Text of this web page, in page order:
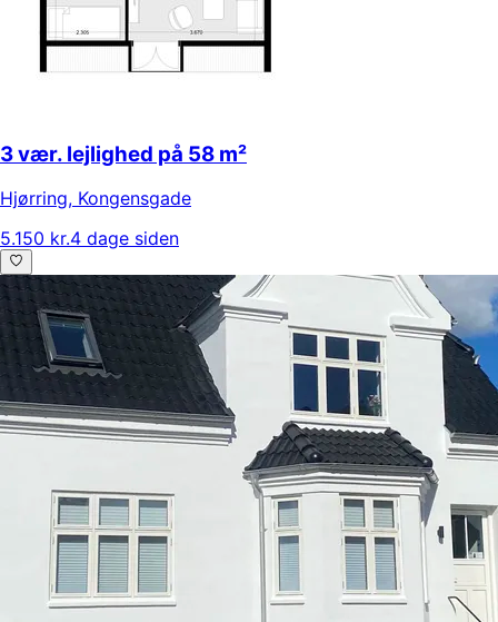
3 vær. lejlighed på 58 m²
Hjørring, Kongensgade
5.150 kr.4 dage siden